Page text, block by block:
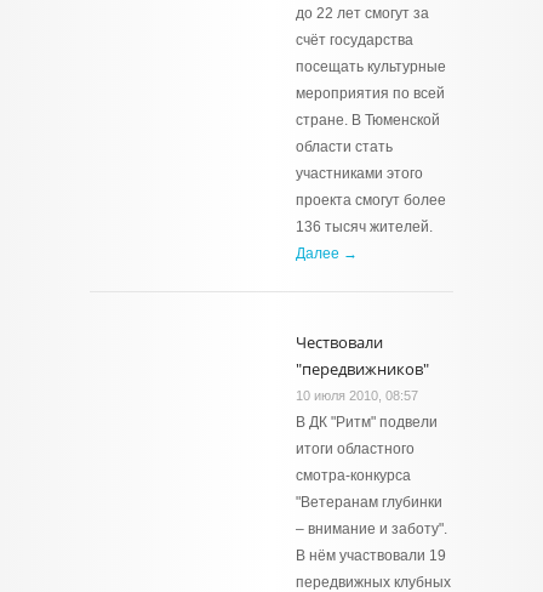
до 22 лет смогут за
счёт государства
посещать культурные
мероприятия по всей
стране. В Тюменской
области стать
участниками этого
проекта смогут более
136 тысяч жителей.
Далее →
Чествовали
"передвижников"
10 июля 2010, 08:57
В ДК "Ритм" подвели
итоги областного
смотра-конкурса
"Ветеранам глубинки
– внимание и заботу".
В нём участвовали 19
передвижных клубных